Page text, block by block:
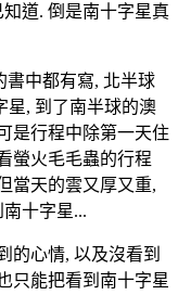
道. 倒是南十字星真
書中都有寫, 北半球
星, 到了南半球的澳
是行程中除第一天住
螢火毛毛蟲的行程
當天的雲又厚又重,
十字星...
的心情, 以及沒看到
只能把看到南十字星